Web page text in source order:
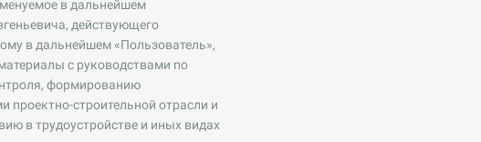
в дальнейшем
действующего
в дальнейшем «Пользователь»,
с руководствами по
формированию
проектно-строительной отрасли и
в трудоустройстве и иных видах